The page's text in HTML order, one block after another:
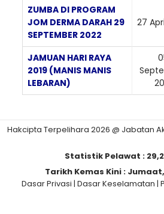
ZUMBA DI PROGRAM
JOM DERMA DARAH 29
SEPTEMBER 2022
27
JAMUAN HARI RAYA
2019 (MANIS MANIS
LEBARAN)
Hakcipta Terpelihara 2026 @ Jabatan
Statistik Pelawat :
Tarikh Kemas Kini : Jumaat,
Dasar Privasi | Dasar Keselamatan |